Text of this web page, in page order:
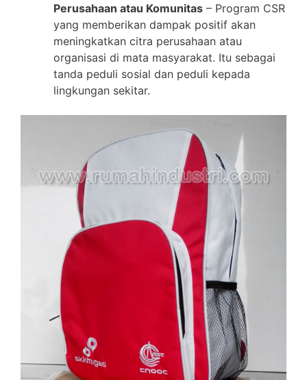
Perusahaan atau Komunitas – Program CSR
yang memberikan dampak positif akan
meningkatkan citra perusahaan atau
organisasi di mata masyarakat. Itu sebagai
tanda peduli sosial dan peduli kepada
lingkungan sekitar.